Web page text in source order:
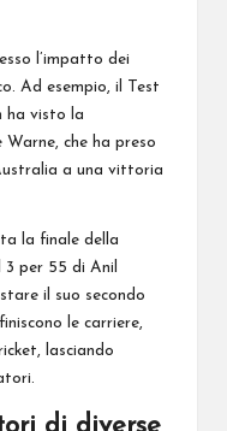
l’impatto dei
Ad esempio, il Test
ha visto la
che ha preso
a una vittoria
la finale della
3 per 55 di Anil
il suo secondo
le carriere,
lasciando